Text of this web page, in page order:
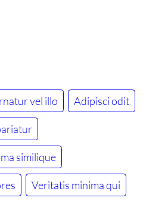
vel illo Adipisci odit
similique
Veritatis minima qui